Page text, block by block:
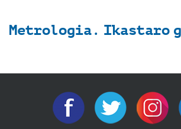
Metrologia. Ikastaro